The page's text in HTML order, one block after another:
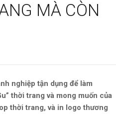
MÀ CÒN
nghiệp tận dụng để làm
thời trang và mong muốn của
thời trang, và in logo thương